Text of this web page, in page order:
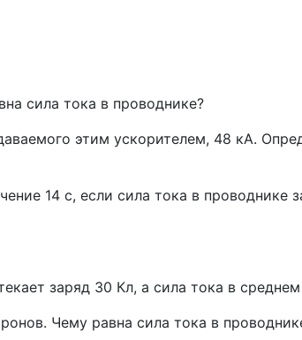
сила тока в проводнике?
этим ускорителем, 48 кА.
14 с, если сила тока в проводнике
заряд 30 Кл, а сила тока в
Чему равна сила тока в